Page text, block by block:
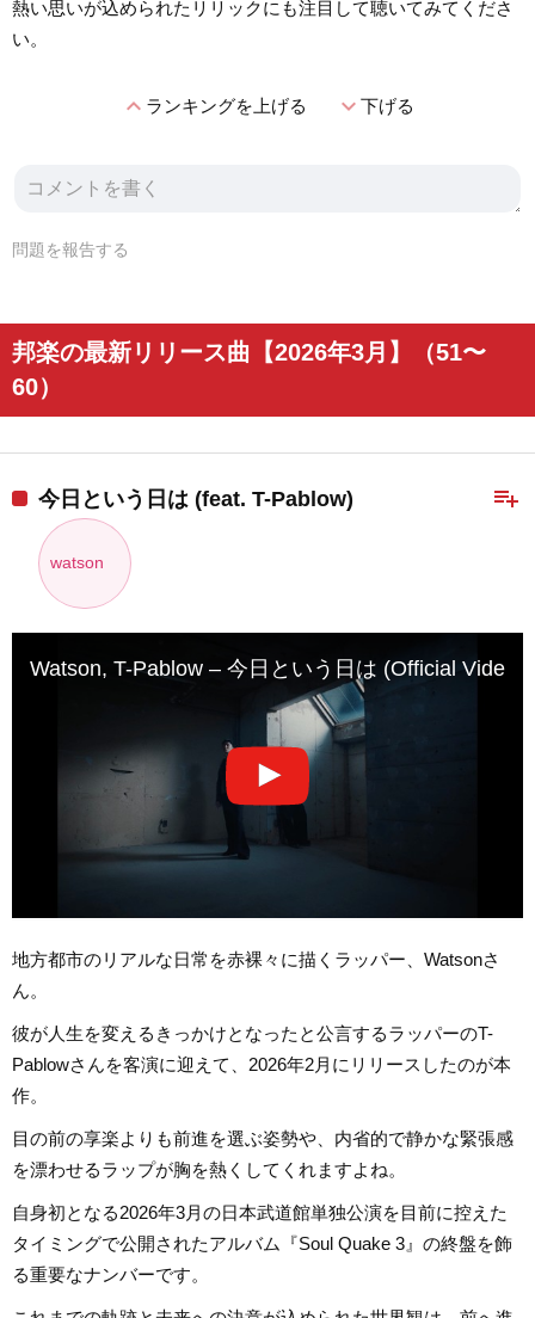
熱い思いが込められたリリックにも注目して聴いてみてくださ
い。
expand_lessランキングを上げる expand_more下げる
問題を報告する
邦楽の最新リリース曲【2026年3月】（51〜
60）
playlist_add
今日という日は (feat. T-Pablow)
watson
Watson, T-Pablow – 今日という日は (Official Video)
地方都市のリアルな日常を赤裸々に描くラッパー、Watsonさ
ん。
彼が人生を変えるきっかけとなったと公言するラッパーのT-
Pablowさんを客演に迎えて、2026年2月にリリースしたのが本
作。
目の前の享楽よりも前進を選ぶ姿勢や、内省的で静かな緊張感
を漂わせるラップが胸を熱くしてくれますよね。
自身初となる2026年3月の日本武道館単独公演を目前に控えた
タイミングで公開されたアルバム『Soul Quake 3』の終盤を飾
る重要なナンバーです。